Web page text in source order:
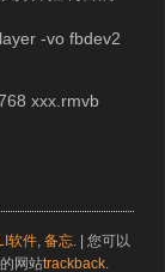
-vo fbdev2
xxx.rmvb
软件 ,备忘 . | 您可以
的网站trackback